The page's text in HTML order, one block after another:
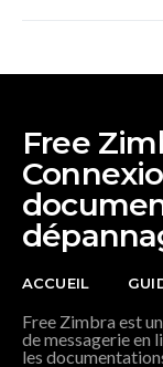
Free
ACCUEIL
Free Zimbra est
de messagerie en
les